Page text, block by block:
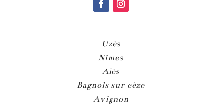
Uzès
Nîmes
Alès
Bagnols sur cèze
Avignon